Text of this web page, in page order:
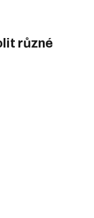
různé